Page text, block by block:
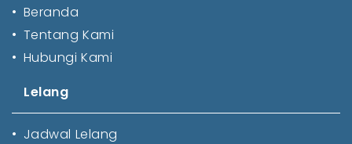
• Beranda
• Tentang Kami
• Hubungi Kami
Lelang
• Jadwal Lelang